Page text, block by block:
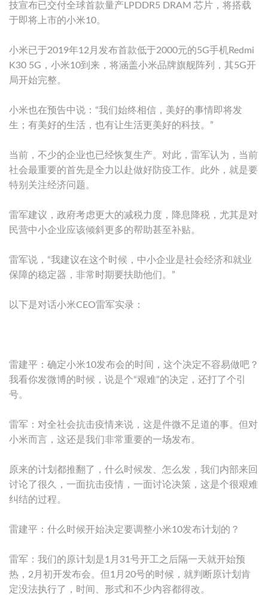
技宣布已交付全球首款量产LPDDR5 DRAM 芯片，将搭载
于即将上市的小米10。
小米已于2019年12月发布首款低于2000元的5G手机Redmi
K30 5G，小米10到来，将涵盖小米品牌旗舰阵列，其5G开
局开始完整。
小米也在预告中说：“我们始终相信，美好的事情即将发
生；有美好的生活，也有让生活更美好的科技。”
当前，不少的企业也已经恢复生产。对此，雷军认为，当前
社会最重要的首先是全力以赴做好防疫工作。此外，就是要
特别关注经济问题。
雷军建议，政府考虑更大的减税力度，降息降税，尤其是对
民营中小企业应该倾斜更多的帮助甚至补贴。
雷军说，“我建议在这个时候，中小企业是社会经济和就业
保障的稳定器，非常时期要扶助他们。”
以下是对话小米CEO雷军实录：
雷建平：确定小米10发布会的时间，这个决定不容易做吧？
我看你发微博的时候，说是个“艰难”的决定，还打了个引
号。
雷军：对全社会抗击疫情来说，这是件微不足道的事。但对
小米而言，这还是我们非常重要的一场发布。
原来的计划都推翻了，什么时候发、怎么发，我们内部来回
讨论了很久，一面抗击疫情，一面讨论决策，这是个很艰难
纠结的过程。
雷建平：什么时候开始决定要调整小米10发布计划的？
雷军：我们的原计划是1月31号开工之后隔一天就开始预
热，2月初开发布会。但1月20号的时候，就判断原计划肯
定没法执行了，时间、形式和不少内容都得改。